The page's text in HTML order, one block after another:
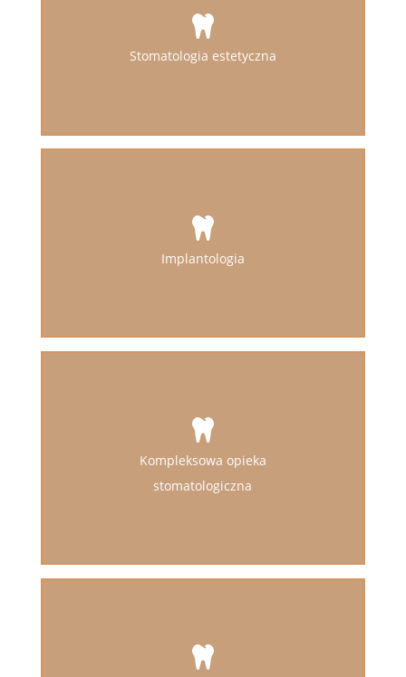
Kontakt
Stomatologia estetyczna
Implantologia
Kompleksowa opieka
stomatologiczna